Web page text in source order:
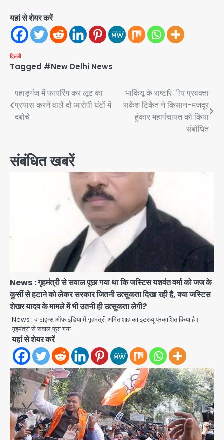
यहां से शेयर करें
दिल्ली
Tagged #New Delhi News
Post
navigation
पहाड़गंज में फायरिंग कर लूट का
प्रयास करने वाले दो आरोपी घंटों में
दबोचे
भाकियू के राष्टÑीय प्रवक्ता
राकेश टिकैत ने किसान-मजदूर
हुंकार महापंचायत को किया
संबोधित
संबंधित खबरें
News : गृहमंत्री से सवाल पूछा गया था कि जस्टिस यशवंत वर्मा को जज के
कुर्सी से हटाने को लेकर सरकार जितनी उत्सुकता दिखा रही है, क्या जस्टिस
शेखर यादव के मामले में भी उतनी ही उत्सुकता लेगी?
News : द टाइम्स ऑफ इंडिया में गृहमंत्री अमित शाह का इंटरव्यू प्रकाशित किया है।
गृहमंत्री से सवाल पूछा गया…
यहां से शेयर करें